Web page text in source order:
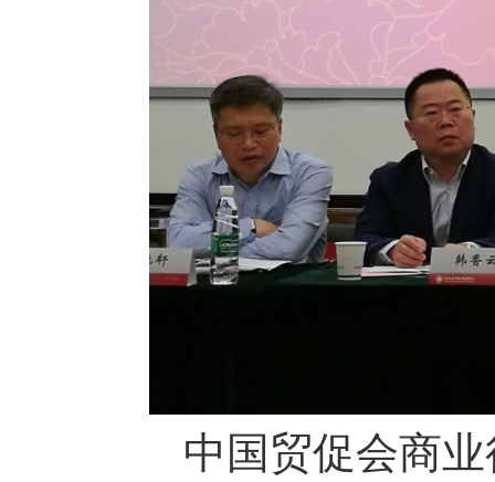
中国贸促会商业